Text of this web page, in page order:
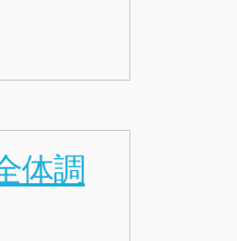
体調